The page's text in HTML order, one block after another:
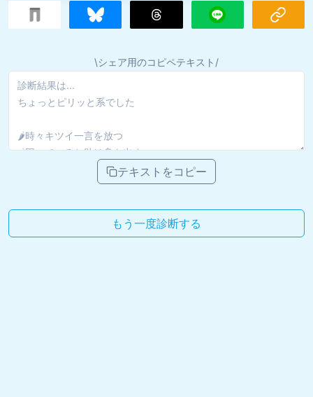
\シェア用のコピペテキスト/
テキストをコピー
もう一度診断する